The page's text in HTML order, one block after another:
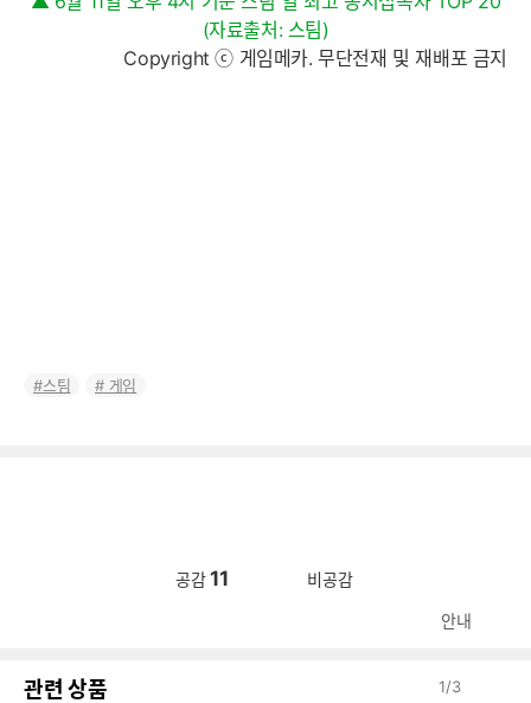
(자료출처: 스팀)
Copyright ⓒ 게임메카. 무단전재 및 재배포 금지
스팀 게임
공감 11 비공감
안내
관련 상품 1/3